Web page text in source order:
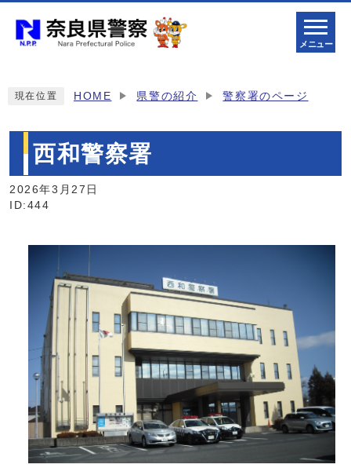
メニュー
現在位置 HOME 県警の紹介 警察署のページ
西和警察署
2026年3月27日
ID:444